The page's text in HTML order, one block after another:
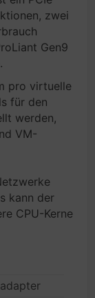
zwei
Gen9
pro virtuelle
für den
werden,
VM-
kann der
CPU-Kerne